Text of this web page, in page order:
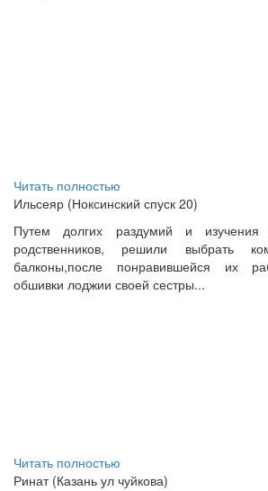
Читать полностью
Ильсеяр (Ноксинский спуск 20)
Путем долгих раздумий и
родственников, решили выбрать
балконы,после понравившейся их
обшивки лоджии своей сестры...
Читать полностью
Ринат (Казань ул чуйкова)